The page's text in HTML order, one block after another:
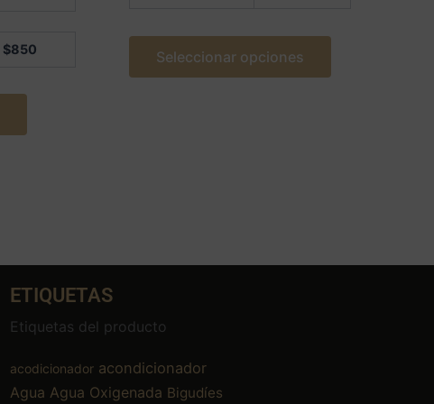
$850 Seleccionar opciones
ETIQUETAS
Etiquetas del producto
acodicionador acondicionador
Agua Agua Oxigenada Bigudíes